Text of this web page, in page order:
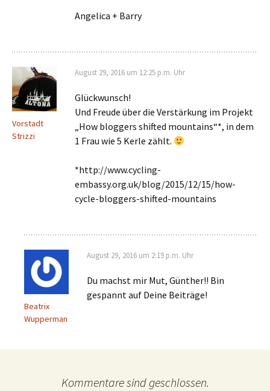
Angelica + Barry
Vorstadt
Strizzi
August 29, 2016 um 12:25 p.m. Uhr
Glückwunsch!
Und Freude über die Verstärkung im Projekt
„How bloggers shifted mountains“*, in dem
1 Frau wie 5 Kerle zählt.
*http://www.cycling-
embassy.org.uk/blog/2015/12/15/how-
cycle-bloggers-shifted-mountains
Beatrix
Wupperman
August 29, 2016 um 2:19 p.m. Uhr
Du machst mir Mut, Günther!! Bin
gespannt auf Deine Beiträge!
Kommentare sind geschlossen.